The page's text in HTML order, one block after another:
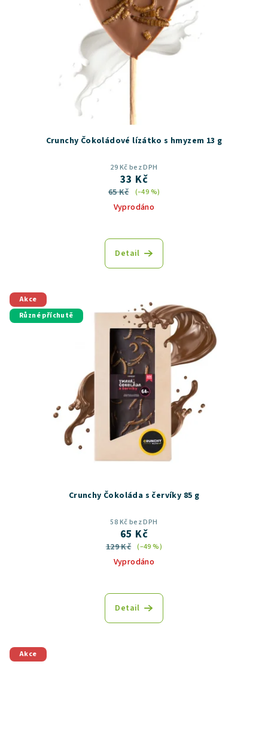
Crunchy Čokoládové lízátko s hmyzem 13 g
29 Kč bez DPH
33 Kč
65 Kč (–49 %)
Vyprodáno
Detail
Akce
Různé příchutě
Crunchy Čokoláda s červíky 85 g
58 Kč bez DPH
65 Kč
129 Kč (–49 %)
Vyprodáno
Detail
Akce